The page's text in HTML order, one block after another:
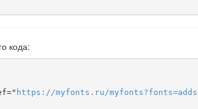
кода:
https ://myfonts . ru /myfonts?fonts=